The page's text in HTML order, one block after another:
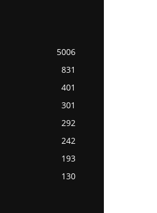
5006
831
401
301
292
242
193
130